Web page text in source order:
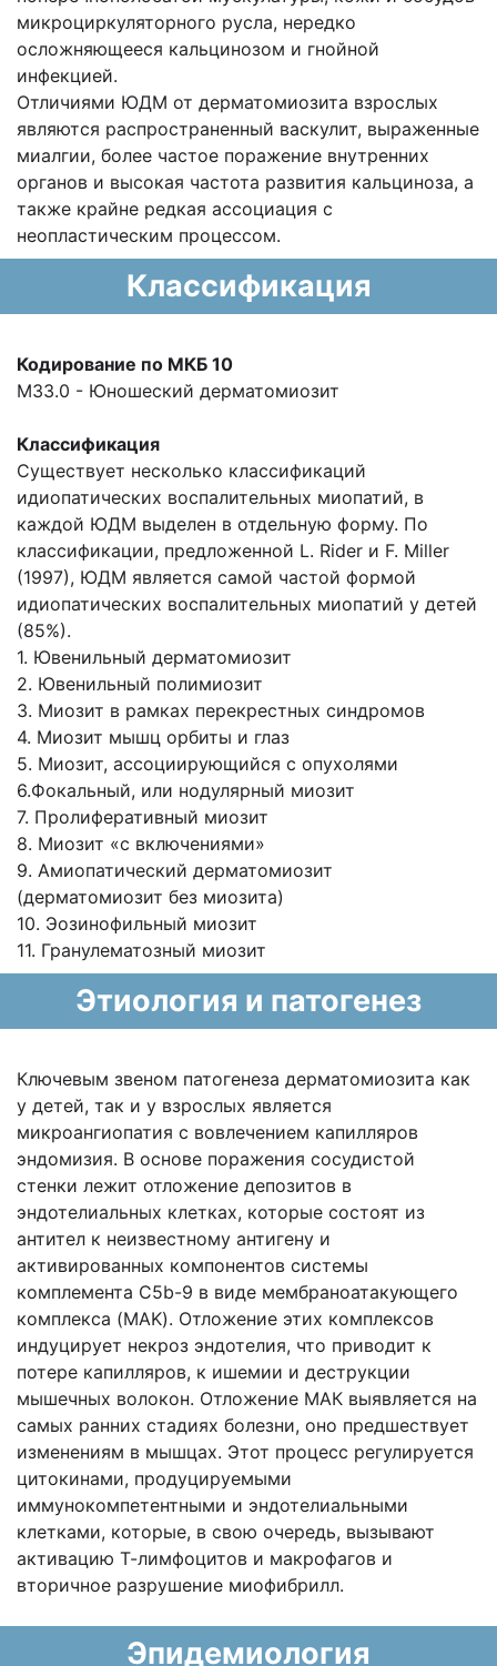
микроциркуляторного русла, нередко
осложняющееся кальцинозом и гнойной
инфекцией.
Отличиями ЮДМ от дерматомиозита взрослых
являются распространенный васкулит, выраженные
миалгии, более частое поражение внутренних
органов и высокая частота развития кальциноза, а
также крайне редкая ассоциация с
неопластическим процессом.
Классификация
Кодирование по МКБ 10
М33.0 - Юношеский дерматомиозит
Классификация
Существует несколько классификаций
идиопатических воспалительных миопатий, в
каждой ЮДМ выделен в отдельную форму. По
классификации, предложенной L. Rider и F. Miller
(1997), ЮДМ является самой частой формой
идиопатических воспалительных миопатий у детей
(85%).
1. Ювенильный дерматомиозит
2. Ювенильный полимиозит
3. Миозит в рамках перекрестных синдромов
4. Миозит мышц орбиты и глаз
5. Миозит, ассоциирующийся с опухолями
6.Фокальный, или нодулярный миозит
7. Пролиферативный миозит
8. Миозит «с включениями»
9. Амиопатический дерматомиозит
(дерматомиозит без миозита)
10. Эозинофильный миозит
11. Гранулематозный миозит
Этиология и патогенез
Ключевым звеном патогенеза дерматомиозита как
у детей, так и у взрослых является
микроангиопатия с вовлечением капилляров
эндомизия. В основе поражения сосудистой
стенки лежит отложение депозитов в
эндотелиальных клетках, которые состоят из
антител к неизвестному антигену и
активированных компонентов системы
комплемента C5b-9 в виде мембраноатакующего
комплекса (MAK). Отложение этих комплексов
индуцирует некроз эндотелия, что приводит к
потере капилляров, к ишемии и деструкции
мышечных волокон. Отложение МАК выявляется на
самых ранних стадиях болезни, оно предшествует
изменениям в мышцах. Этот процесс регулируется
цитокинами, продуцируемыми
иммунокомпетентными и эндотелиальными
клетками, которые, в свою очередь, вызывают
активацию Т-лимфоцитов и макрофагов и
вторичное разрушение миофибрилл.
Эпидемиология